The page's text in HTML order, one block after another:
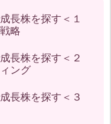
長株を探す＜１
略
長株を探す＜２
ング
長株を探す＜３